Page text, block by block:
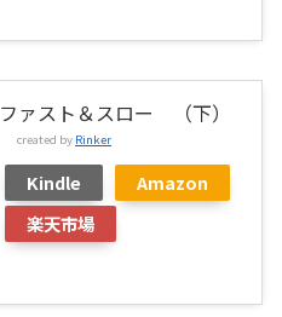
ファスト＆スロー （下）
created by Rinker
Kindle
Amazon
楽天市場